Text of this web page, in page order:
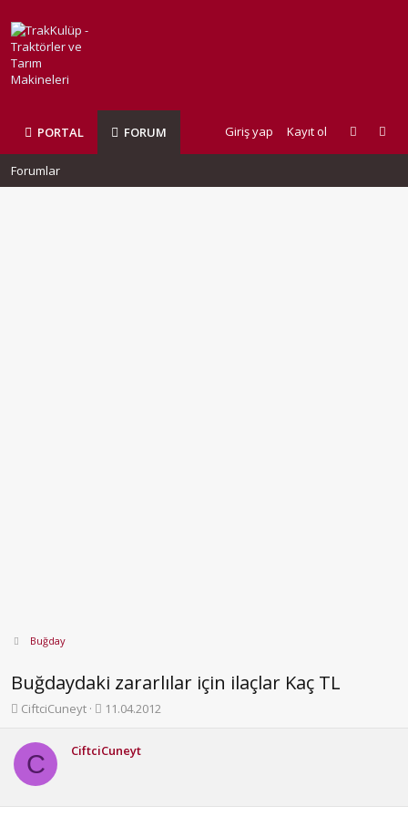
PORTAL FORUM Giriş yap Kayıt ol
Forumlar
Buğday
Buğdaydaki zararlılar için ilaçlar Kaç TL
K
n
y
u
CiftciCuneyt
B
l
g
11.04.2012
C CiftciCuneyt